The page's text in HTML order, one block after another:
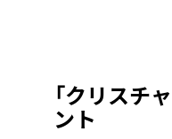
「クリスチ
ント